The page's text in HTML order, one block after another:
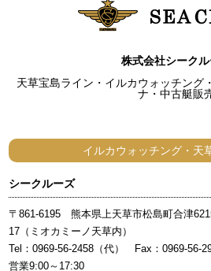
株式会社シーク
天草宝島ライン・イルカウォッチング
ナ・中古艇販
イルカウォッチング・天
シークルーズ
〒861-6195 熊本県上天草市松島町合津
17（ミオカミーノ天草内）
Tel：0969-56-2458（代） Fax：0969-56-
営業9:00～17:30